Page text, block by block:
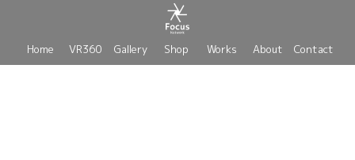
Home VR360 Gallery Shop Works About Contact